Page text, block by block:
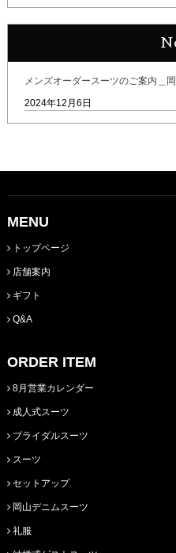
メンズオーダースーツのご案内
2024年12月6日
MENU
トップページ
店舗案内
ギフト
Q&A
ORDER ITEM
8月営業カレンダー
成人式スーツ
ブライダルスーツ
スーツ
セットアップ
岡山デニムスーツ
礼服